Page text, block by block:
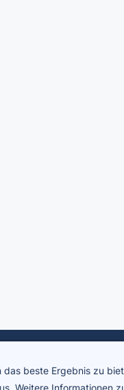
beste Ergebnis zu
Weitere Informationen